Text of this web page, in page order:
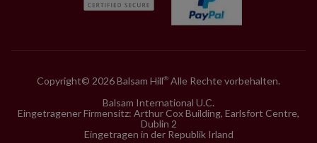
Copyright© 2026 Balsam Hill® Alle Rechte vorbehalten.
Balsam International U.C.
Eingetragener Firmensitz: Arthur Cox Building, Earlsfort Centre,
Dublin 2
Eingetragen in der Republik Irland